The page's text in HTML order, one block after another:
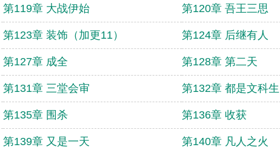
第119章 大战伊始 第120章 吾王三思
第123章 装饰（加更11） 第124章 后继有人
第127章 成全 第128章 第二天
第131章 三堂会审 第132章 都是文科生
第135章 围杀 第136章 收获
第139章 又是一天 第140章 凡人之火